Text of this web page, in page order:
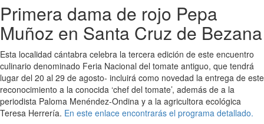
Primera dama de rojo Pepa
Muñoz en Santa Cruz de Bezana
Esta localidad cántabra celebra la tercera edición de este encuentro
culinario denominado Feria Nacional del tomate antiguo, que tendrá
lugar del 20 al 29 de agosto- incluirá como novedad la entrega de este
reconocimiento a la conocida ‘chef del tomate’, además de a la
periodista Paloma Menéndez-Ondina y a la agricultora ecológica
Teresa Herrería. En este enlace encontrarás el programa detallado.